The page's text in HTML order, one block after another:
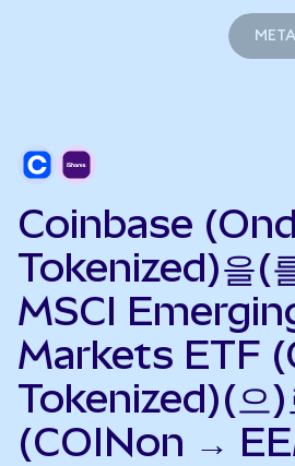
Coinbase
Tokenized)을(
MSCI
Markets ETF
Tokenized)(으)
(COINon →